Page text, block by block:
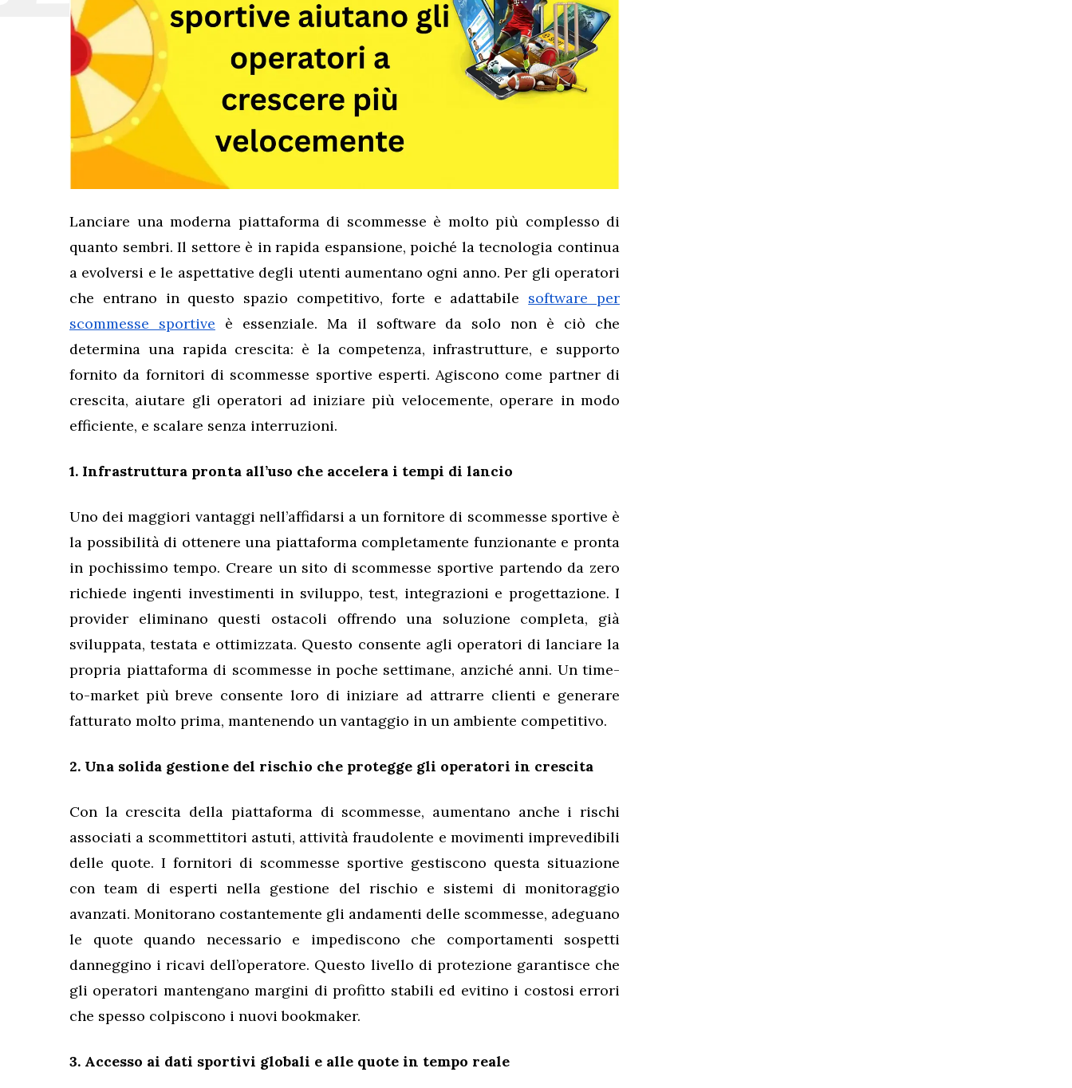
Lanciare una moderna piattaforma di scommesse è molto più complesso di
quanto sembri. Il settore è in rapida espansione, poiché la tecnologia continua
a evolversi e le aspettative degli utenti aumentano ogni anno. Per gli operatori
che entrano in questo spazio competitivo, forte e adattabile software per
scommesse sportive è essenziale. Ma il software da solo non è ciò che
determina una rapida crescita: è la competenza, infrastrutture, e supporto
fornito da fornitori di scommesse sportive esperti. Agiscono come partner di
crescita, aiutare gli operatori ad iniziare più velocemente, operare in modo
efficiente, e scalare senza interruzioni.
1. Infrastruttura pronta all’uso che accelera i tempi di lancio
Uno dei maggiori vantaggi nell’affidarsi a un fornitore di scommesse sportive è
la possibilità di ottenere una piattaforma completamente funzionante e pronta
in pochissimo tempo. Creare un sito di scommesse sportive partendo da zero
richiede ingenti investimenti in sviluppo, test, integrazioni e progettazione. I
provider eliminano questi ostacoli offrendo una soluzione completa, già
sviluppata, testata e ottimizzata. Questo consente agli operatori di lanciare la
propria piattaforma di scommesse in poche settimane, anziché anni. Un time-
to-market più breve consente loro di iniziare ad attrarre clienti e generare
fatturato molto prima, mantenendo un vantaggio in un ambiente competitivo.
2. Una solida gestione del rischio che protegge gli operatori in crescita
Con la crescita della piattaforma di scommesse, aumentano anche i rischi
associati a scommettitori astuti, attività fraudolente e movimenti imprevedibili
delle quote. I fornitori di scommesse sportive gestiscono questa situazione
con team di esperti nella gestione del rischio e sistemi di monitoraggio
avanzati. Monitorano costantemente gli andamenti delle scommesse, adeguano
le quote quando necessario e impediscono che comportamenti sospetti
danneggino i ricavi dell’operatore. Questo livello di protezione garantisce che
gli operatori mantengano margini di profitto stabili ed evitino i costosi errori
che spesso colpiscono i nuovi bookmaker.
3. Accesso ai dati sportivi globali e alle quote in tempo reale